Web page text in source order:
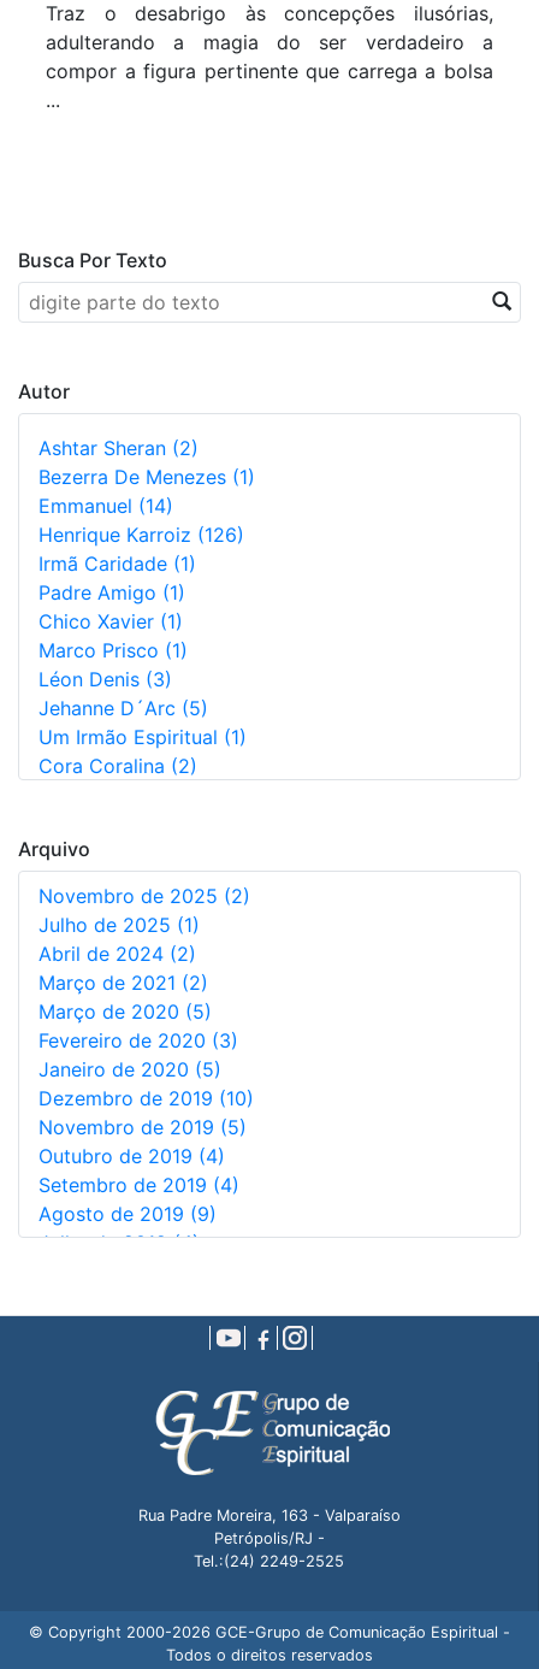
Traz o desabrigo às concepções ilusórias,
adulterando a magia do ser verdadeiro a
compor a figura pertinente que carrega a bolsa
...
Busca Por Texto
Autor
Ashtar Sheran (2)
Bezerra De Menezes (1)
Emmanuel (14)
Henrique Karroiz (126)
Irmã Caridade (1)
Padre Amigo (1)
Chico Xavier (1)
Marco Prisco (1)
Léon Denis (3)
Jehanne D´Arc (5)
Um Irmão Espiritual (1)
Cora Coralina (2)
Arquivo
Novembro de 2025 (2)
Julho de 2025 (1)
Abril de 2024 (2)
Março de 2021 (2)
Março de 2020 (5)
Fevereiro de 2020 (3)
Janeiro de 2020 (5)
Dezembro de 2019 (10)
Novembro de 2019 (5)
Outubro de 2019 (4)
Setembro de 2019 (4)
Agosto de 2019 (9)
Julho de 2019 (4)
Fevereiro de 2019 (9)
Janeiro de 2019 (5)
Dezembro de 2018 (5)
Novembro de 2018 (4)
Outubro de 2018 (7)
Setembro de 2018 (9)
Agosto de 2018 (4)
Junho de 2011 (1)
Rua Padre Moreira, 163 - Valparaíso
Petrópolis/RJ -
Tel.:(24) 2249-2525
© Copyright 2000-2026 GCE-Grupo de Comunicação Espiritual -
Todos o direitos reservados